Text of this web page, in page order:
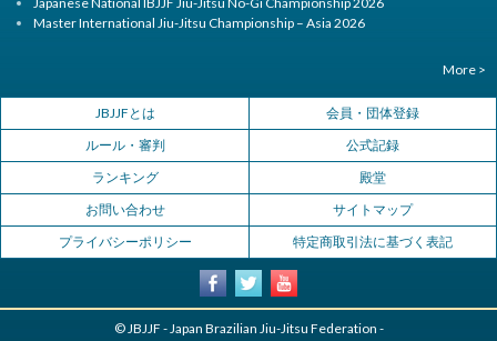
Master International Jiu-Jitsu Championship – Asia 2026
More >
JBJJFとは
会員・団体登録
ルール・審判
公式記録
ランキング
殿堂
お問い合わせ
サイトマップ
プライバシーポリシー
特定商取引法に基づく表記
© JBJJF - Japan Brazilian Jiu-Jitsu Federation -